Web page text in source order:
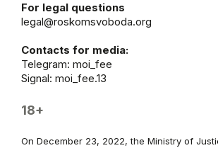
For legal questions
legal@roskomsvoboda.org
Contacts for media:
Telegram: moi_fee
Signal: moi_fee.13
18+
On December 23, 2022, the Ministry of